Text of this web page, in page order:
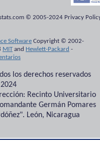
© 2005-2024 Privacy
Software Copyright © 2002-
MITand Hewlett-Packard -
los derechos reservados
Recinto Universitario
Germán Pomares
León, Nicaragua